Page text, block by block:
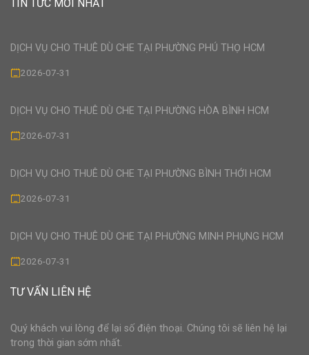
TIN TỨC MỚI NHẤT
DỊCH VỤ CHO THUÊ DÙ CHE TẠI PHƯỜNG PHÚ THỌ HCM
2026-07-31
DỊCH VỤ CHO THUÊ DÙ CHE TẠI PHƯỜNG HÒA BÌNH HCM
2026-07-31
DỊCH VỤ CHO THUÊ DÙ CHE TẠI PHƯỜNG BÌNH THỚI HCM
2026-07-31
DỊCH VỤ CHO THUÊ DÙ CHE TẠI PHƯỜNG MINH PHỤNG HCM
2026-07-31
TƯ VẤN LIÊN HỆ
Quý khách vui lòng để lại số điện thoại. Chúng tôi sẽ liên hệ lại
trong thời gian sớm nhất.